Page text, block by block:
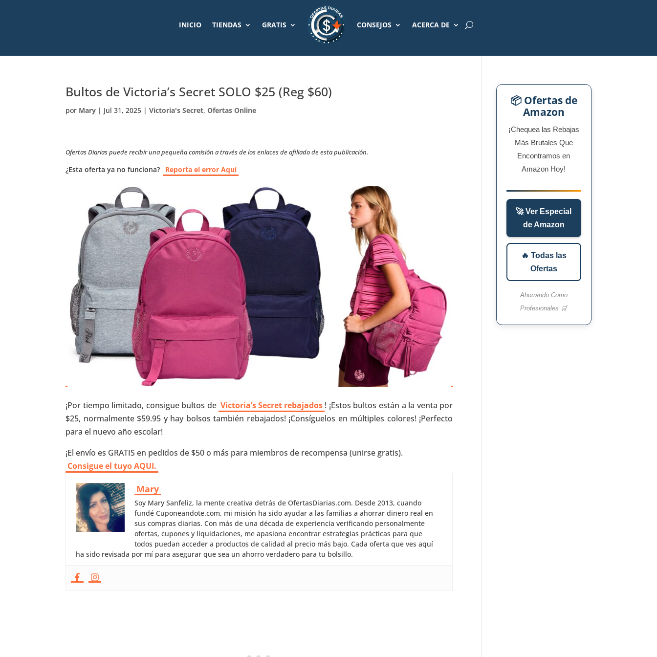
INICIO TIENDAS GRATIS CONSEJOS ACERCA DE
Bultos de Victoria’s Secret SOLO $25 (Reg $60)
por Mary | Jul 31, 2025 |Victoria's Secret,Ofertas Online
Ofertas Diarias puede recibir una pequeña comisión a través de los enlaces de afiliado de esta publicación.
¿Esta oferta ya no funciona? Reporta el error Aquí
¡Por tiempo limitado, consigue bultos de Victoria’s Secret rebajados ! ¡Estos bultos están a la venta por
$25, normalmente $59.95 y hay bolsos también rebajados! ¡Consíguelos en múltiples colores! ¡Perfecto
para el nuevo año escolar!
¡El envío es GRATIS en pedidos de $50 o más para miembros de recompensa (unirse gratis).
Consigue el tuyo AQUI.
Mary
Soy Mary Sanfeliz, la mente creativa detrás de OfertasDiarias.com. Desde 2013, cuando
fundé Cuponeandote.com, mi misión ha sido ayudar a las familias a ahorrar dinero real en
sus compras diarias. Con más de una década de experiencia verificando personalmente
ofertas, cupones y liquidaciones, me apasiona encontrar estrategias prácticas para que
todos puedan acceder a productos de calidad al precio más bajo. Cada oferta que ves aquí
ha sido revisada por mí para asegurar que sea un ahorro verdadero para tu bolsillo.
📦 Ofertas de
Amazon
¡Chequea las Rebajas
Más Brutales Que
Encontramos en
Amazon Hoy!
🚀 Ver Especial
de Amazon
🔥 Todas las
Ofertas
Ahorrando Como
Profesionales 🛒